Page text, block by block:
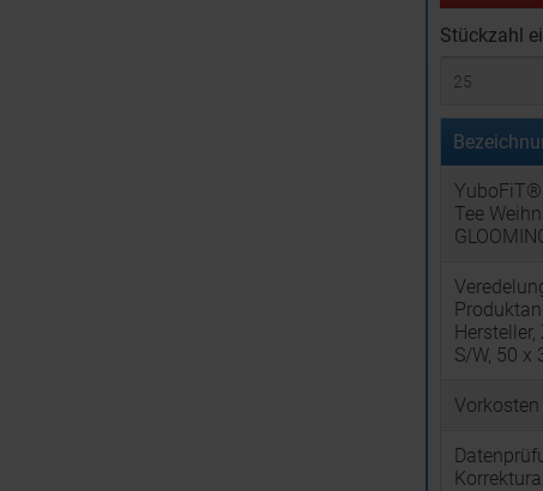
Stückzahl
Tee
S/W, 50 x
Vorkosten